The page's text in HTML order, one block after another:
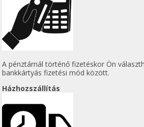
A pénztárnál történő fizetéskor Ön
bankkártyás fizetési mód között.
Házhozszállítás